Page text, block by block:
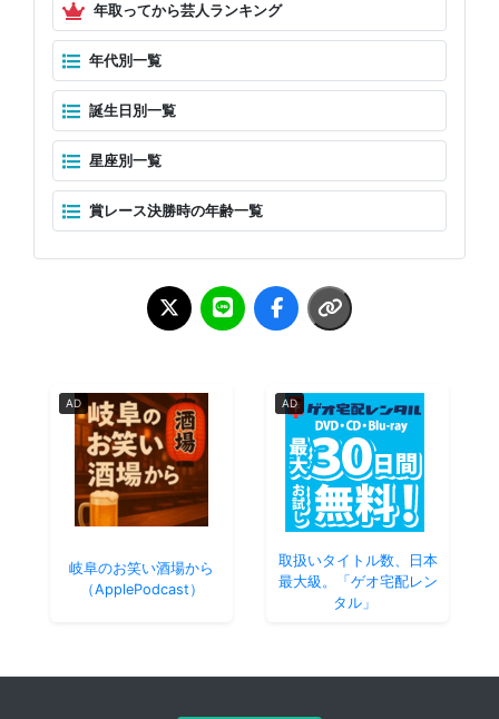
年取ってから芸人ランキング
年代別一覧
誕生日別一覧
星座別一覧
賞レース決勝時の年齢一覧
AD
岐阜のお笑い酒場から
（ApplePodcast）
AD
取扱いタイトル数、日本
最大級。「ゲオ宅配レン
タル」